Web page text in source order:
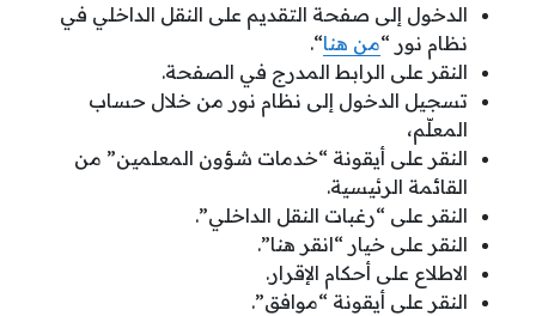
الدخول إلى صفحة التقديم على النقل الداخلي في
نظام نور “من هنا“.
النقر على الرابط المدرج في الصفحة.
تسجيل الدخول إلى نظام نور من خلال حساب
المعلّم،
النقر على أيقونة “خدمات شؤون المعلمين” من
القائمة الرئيسية.
النقر على “رغبات النقل الداخلي”.
النقر على خيار “انقر هنا”.
الاطلاع على أحكام الإقرار.
النقر على أيقونة “موافق”.